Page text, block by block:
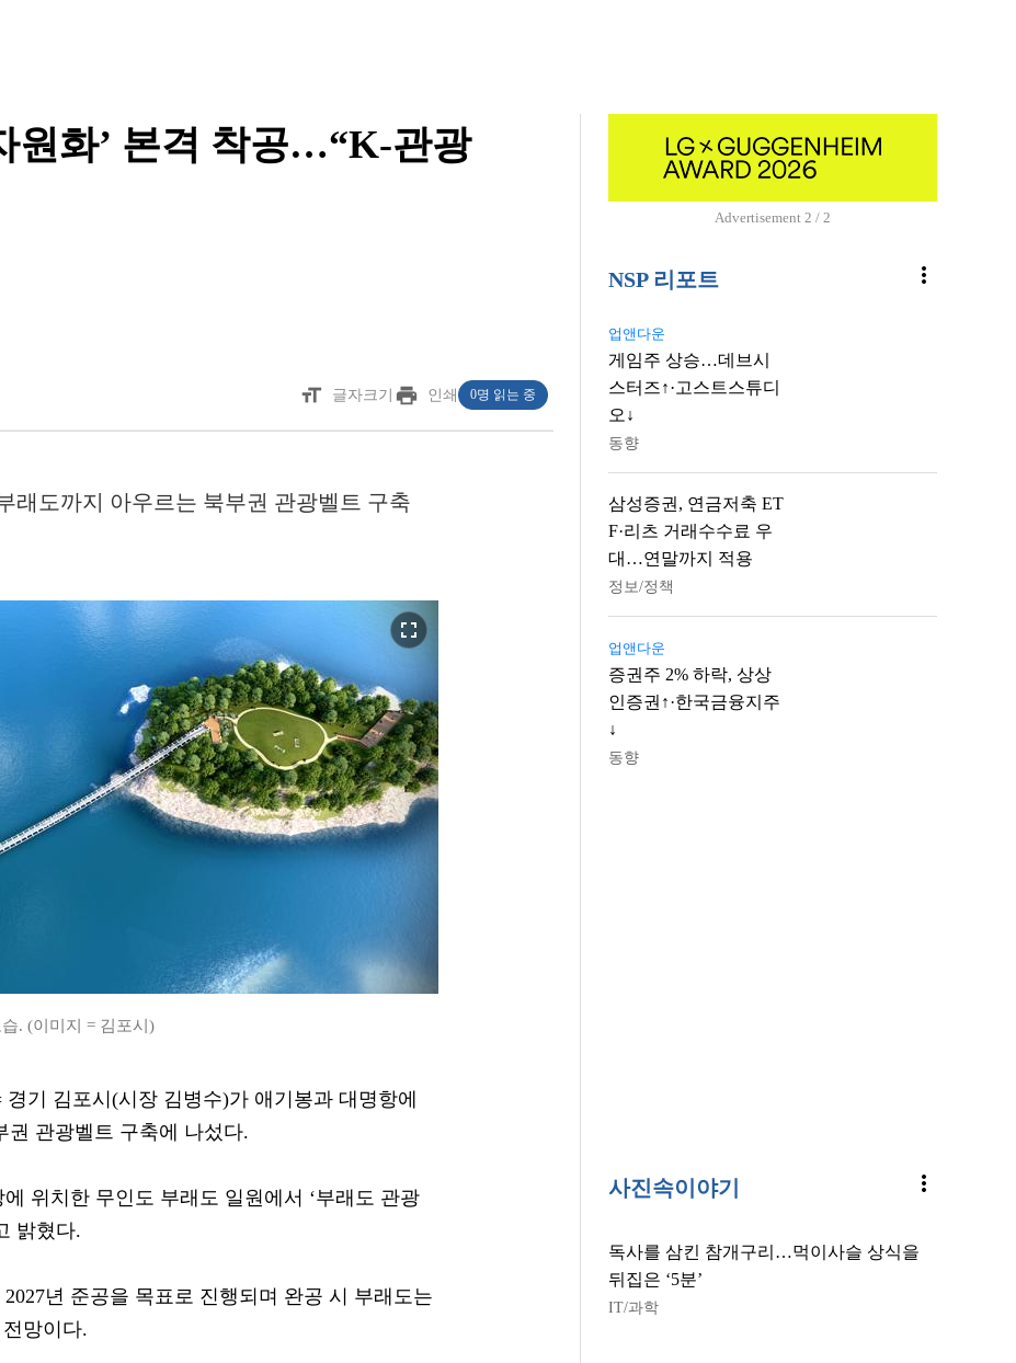
원화’ 본격 착공…“K-관광
format_size 글자크기 print 인쇄 0명 읽는 중
래도까지 아우르는 북부권 관광벨트 구축
fullscreen
. (이미지 = 김포시)
기 김포시(시장 김병수)가 애기봉과 대명항에
권 관광벨트 구축에 나섰다.
위치한 무인도 부래도 일원에서 ‘부래도 관광
밝혔다.
년 준공을 목표로 진행되며 완공 시 부래도는
망이다.
Advertisement 2 / 2
NSP 리포트 more_vert
업앤다운
게임주 상승…데브시
스터즈↑·고스트스튜디
오↓
동향
삼성증권, 연금저축 ET
F·리츠 거래수수료 우
대…연말까지 적용
정보/정책
업앤다운
증권주 2% 하락, 상상
인증권↑·한국금융지주
↓
동향
사진속이야기 more_vert
독사를 삼킨 참개구리…먹이사슬 상식을
뒤집은 ‘5분’
IT/과학